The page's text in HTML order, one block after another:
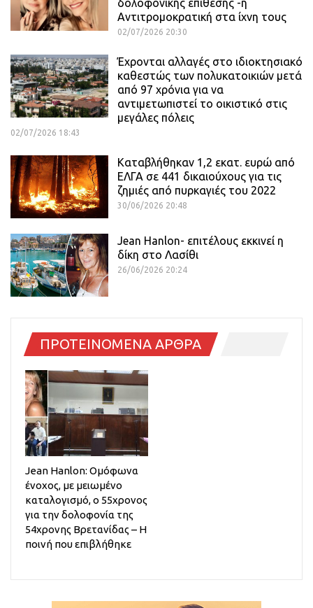
δολοφονικής επίθεσης -η
Αντιτρομοκρατική στα ίχνη τους
02/07/2026 20:30
Έχρονται αλλαγές στο ιδιοκτησιακό
καθεστώς των πολυκατοικιών μετά
από 97 χρόνια για να
αντιμετωπιστεί το οικιστικό στις
μεγάλες πόλεις
02/07/2026 18:43
Καταβλήθηκαν 1,2 εκατ. ευρώ από
ΕΛΓΑ σε 441 δικαιούχους για τις
ζημιές από πυρκαγιές του 2022
30/06/2026 20:48
Jean Hanlon- επιτέλους εκκινεί η
δίκη στο Λασίθι
26/06/2026 20:24
ΠΡΟΤΕΙΝΟΜΕΝΑ ΑΡΘΡΑ
Jean Hanlon: Ομόφωνα
ένοχος, με μειωμένο
καταλογισμό, ο 55χρονος
για την δολοφονία της
54χρονης Βρετανίδας – Η
ποινή που επιβλήθηκε